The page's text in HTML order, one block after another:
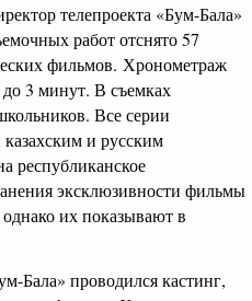
телепроекта «Бум-Бала»
работ отснято 57
фильмов. Хронометраж
до 3 минут. В съемках
Все серии
и русским
республиканское
эксклюзивности фильмы
их показывают в
Бала» проводился кастинг,